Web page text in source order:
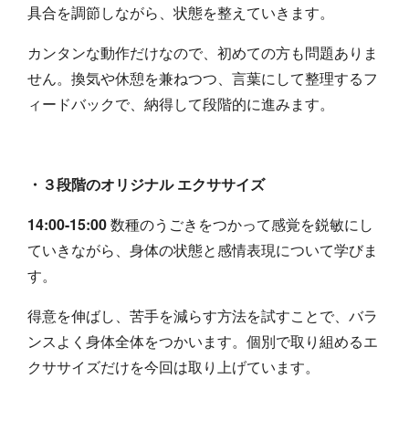
具合を調節しながら、状態を整えていきます。
カンタンな動作だけなので、初めての方も問題ありま
せん。換気や休憩を兼ねつつ、言葉にして整理するフ
ィードバックで、納得して段階的に進みます。
・ ３段階のオリジナルエクササイズ
14:00-15:00数種のうごきをつかって感覚を鋭敏にし
ていきながら、身体の状態と感情表現について学びま
す。
得意を伸ばし、苦手を減らす方法を試すことで、バラ
ンスよく身体全体をつかいます。個別で取り組めるエ
クササイズだけを今回は取り上げています。